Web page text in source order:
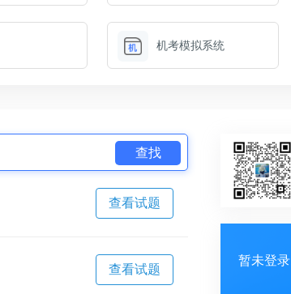
机考模拟系统
查找
查看试题
查看试题
暂未登录